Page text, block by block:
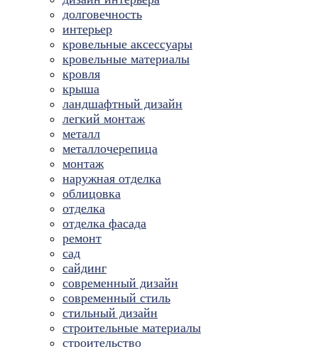
долговечность
интерьер
кровельные аксессуары
кровельные материалы
кровля
крыша
ландшафтный дизайн
легкий монтаж
металл
металлочерепица
монтаж
наружная отделка
облицовка
отделка
отделка фасада
ремонт
сад
сайдинг
современный дизайн
современный стиль
стильный дизайн
строительные материалы
строительство